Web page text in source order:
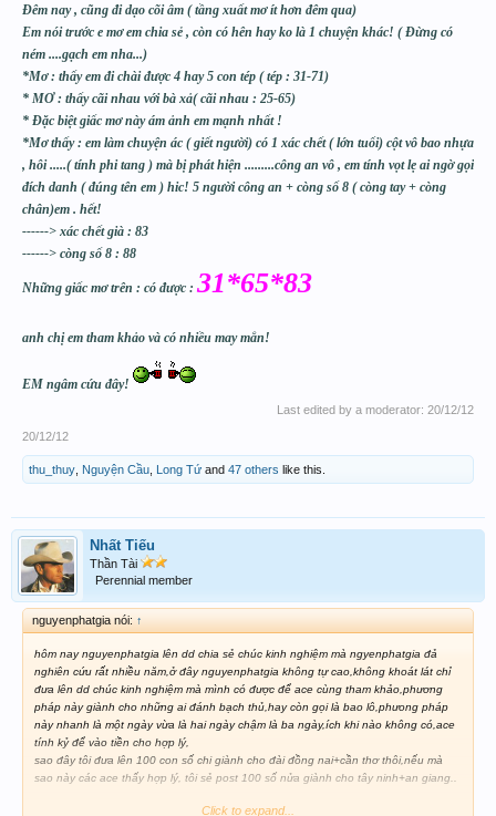
Đêm nay , cũng đi dạo cõi âm ( tầng xuất mơ ít hơn đêm qua)
Em nói trước e mơ em chia sẻ , còn có hên hay ko là 1 chuyện khác! ( Đừng có
ném ....gạch em nha...)
*Mơ : thấy em đi chài được 4 hay 5 con tép ( tép : 31-71)
* MƠ : thấy cãi nhau với bà xả( cãi nhau : 25-65)
* Đặc biệt giấc mơ này ám ảnh em mạnh nhất !
*Mơ thấy : em làm chuyện ác ( giết người) có 1 xác chết ( lớn tuổi) cột vô bao nhựa
, hôi .....( tính phi tang ) mà bị phát hiện .........công an vô , em tính vọt lẹ ai ngờ gọi
đích danh ( đúng tên em ) hic! 5 người công an + còng số 8 ( còng tay + còng
chân)em . hết!
------> xác chết già : 83
------> còng số 8 : 88
Những giấc mơ trên : có được : 31*65*83
anh chị em tham khảo và có nhiều may mắn!
EM ngâm cứu đây!
Last edited by a moderator: 20/12/12
20/12/12
thu_thuy Nguyện Cầu Long Tứ and 47 others like this.
Nhất Tiếu
Thần Tài
Perennial member
nguyenphatgia nói: ↑
hôm nay nguyenphatgia lên dd chia sẻ chúc kinh nghiệm mà ngyenphatgia đả
nghiên cứu rất nhiều năm,ở đây nguyenphatgia không tự cao,không khoát lát chỉ
đưa lên dd chúc kinh nghiệm mà mình có được để ace cùng tham khảo,phương
pháp này giành cho những ai đánh bạch thủ,hay còn gọi là bao lô,phưong pháp
này nhanh là một ngày vừa là hai ngày chậm là ba ngày,ích khi nào không có,ace
tính kỷ để vào tiền cho hợp lý,
sao đây tôi đưa lên 100 con số chi giành cho đài đồng nai+cần thơ thôi,nếu mà
sao này các ace thấy hợp lý, tôi sẻ post 100 số nửa giành cho tây ninh+an giang..
hôm nay tôi đưa 100 con số cho đài đồng nai+ cần thơ trước.
Click to expand...